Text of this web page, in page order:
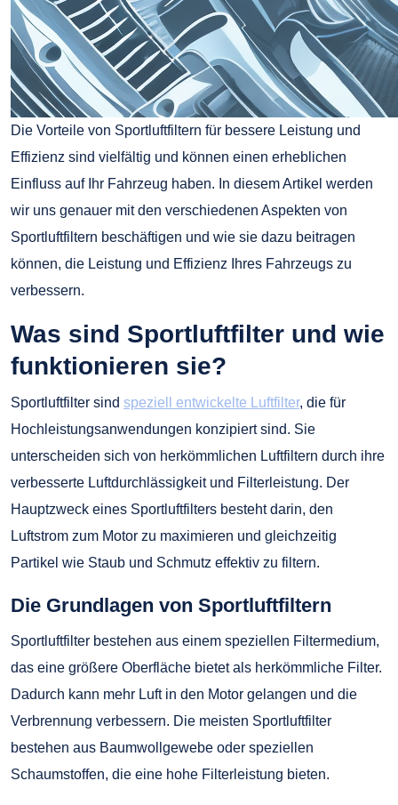
Die Vorteile von Sportluftfiltern für bessere Leistung und
Effizienz sind vielfältig und können einen erheblichen
Einfluss auf Ihr Fahrzeug haben. In diesem Artikel werden
wir uns genauer mit den verschiedenen Aspekten von
Sportluftfiltern beschäftigen und wie sie dazu beitragen
können, die Leistung und Effizienz Ihres Fahrzeugs zu
verbessern.
Was sind Sportluftfilter und wie
funktionieren sie?
Sportluftfilter sind speziell entwickelte Luftfilter, die für
Hochleistungsanwendungen konzipiert sind. Sie
unterscheiden sich von herkömmlichen Luftfiltern durch ihre
verbesserte Luftdurchlässigkeit und Filterleistung. Der
Hauptzweck eines Sportluftfilters besteht darin, den
Luftstrom zum Motor zu maximieren und gleichzeitig
Partikel wie Staub und Schmutz effektiv zu filtern.
Die Grundlagen von Sportluftfiltern
Sportluftfilter bestehen aus einem speziellen Filtermedium,
das eine größere Oberfläche bietet als herkömmliche Filter.
Dadurch kann mehr Luft in den Motor gelangen und die
Verbrennung verbessern. Die meisten Sportluftfilter
bestehen aus Baumwollgewebe oder speziellen
Schaumstoffen, die eine hohe Filterleistung bieten.